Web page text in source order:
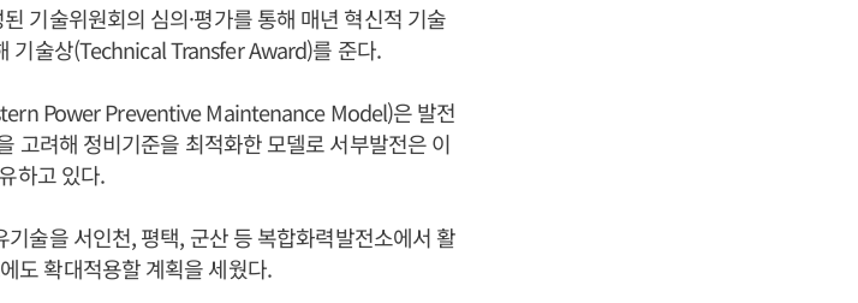
기술위원회의 심의·평가를 통해 매년 혁신적 기술
기술상(Technical Transfer Award)를 준다.
Power Preventive Maintenance Model)은 발전
고려해 정비기준을 최적화한 모델로 서부발전은 이
하고 있다.
술을 서인천, 평택, 군산 등 복합화력발전소에서 활
도 확대적용할 계획을 세웠다.